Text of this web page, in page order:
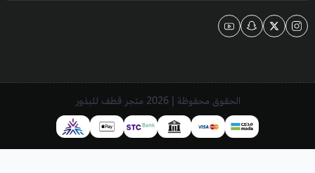
الحقوق محفوظة | 2026 متجر قطف للبذور